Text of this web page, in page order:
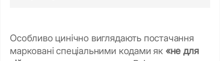
Особливо цинічно виглядають постачання
марковані спеціальними кодами як «не для